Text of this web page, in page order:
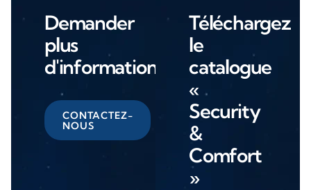
Demander
plus
d'informations
CONTACTEZ-
NOUS
Téléchargez
le
catalogue
«
Security
&
Comfort
»